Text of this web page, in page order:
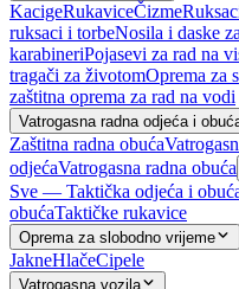
KacigeRukaviceČizme
ruksaci i torbeNosila i daske
karabineriPojasevi za rad na
tragači za životomOprema za
zaštitna oprema za rad na vodi
Vatrogasna radna odjeća i
Zaštitna radna obuća
odjećaVatrogasna radna obuća
Sve — Taktička odjeća i
obućaTaktičke rukavice
Oprema za slobodno vrijeme
JakneHlačeCipele
Vatrogasna vozila